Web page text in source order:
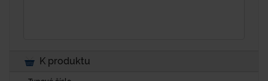
K produktu